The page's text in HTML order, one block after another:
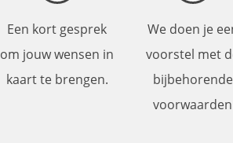
Een kort gesprek
om jouw wensen in
kaart te brengen.
We doen je
voorstel met
bijbehorende
voorwaarden